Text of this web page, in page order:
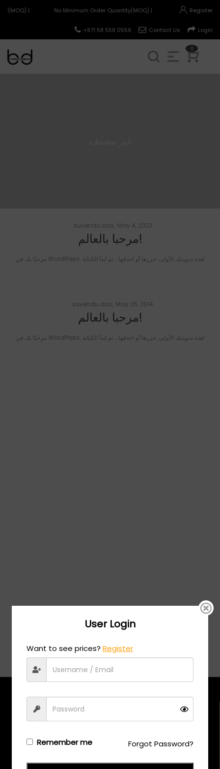
| No Minimum Order Quantity(MOQ) | Register
Login
Contact Us
+971 58 558 0559
0
suvendu das Posted
May 4, 2023
مرحبا بالعالم!
مرحبًا بك في WordPress. هذه تدوينتك الأولى. حررها أو احذفها ، ثم ابدأ الكتابة!
suvendu das Posted
May 25, 2014
مرحبا بالعالم!
مرحبًا بك في WordPress. هذه تدوينتك الأولى. حررها أو احذفها ، ثم ابدأ الكتابة!
User Login
Want to see prices?Register
Remember me Forgot Password?